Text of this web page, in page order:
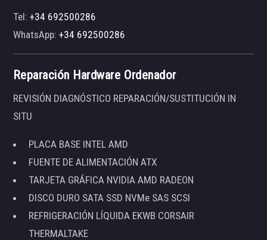
Tel:+34 692500286
WhatsApp:+34 692500286
Reparación Hardware Ordenador
REVISIÓN DIAGNÓSTICO REPARACIÓN/SUSTITUCIÓN IN
SITU
PLACA BASE INTEL AMD
FUENTE DE ALIMENTACIÓN ATX
TARJETA GRÁFICA NVIDIA AMD RADEON
DISCO DURO SATA SSD NVMe SAS SCSI
REFRIGERACIÓN LÍQUIDA EKWB CORSAIR
THERMALTAKE